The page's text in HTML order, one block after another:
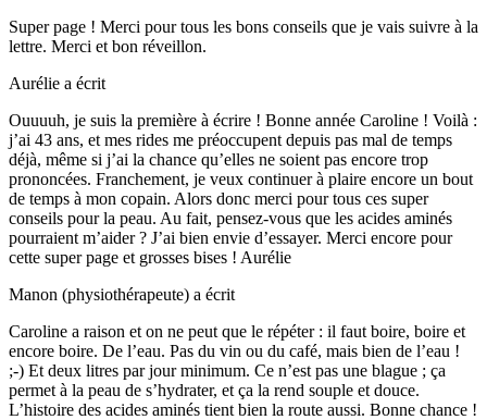
Super page ! Merci pour tous les bons conseils que je vais suivre à la
lettre. Merci et bon réveillon.
Aurélie a écrit
Ouuuuh, je suis la première à écrire ! Bonne année Caroline ! Voilà :
j’ai 43 ans, et mes rides me préoccupent depuis pas mal de temps
déjà, même si j’ai la chance qu’elles ne soient pas encore trop
prononcées. Franchement, je veux continuer à plaire encore un bout
de temps à mon copain. Alors donc merci pour tous ces super
conseils pour la peau. Au fait, pensez-vous que les acides aminés
pourraient m’aider ? J’ai bien envie d’essayer. Merci encore pour
cette super page et grosses bises ! Aurélie
Manon (physiothérapeute) a écrit
Caroline a raison et on ne peut que le répéter : il faut boire, boire et
encore boire. De l’eau. Pas du vin ou du café, mais bien de l’eau !
;-) Et deux litres par jour minimum. Ce n’est pas une blague ; ça
permet à la peau de s’hydrater, et ça la rend souple et douce.
L’histoire des acides aminés tient bien la route aussi. Bonne chance !